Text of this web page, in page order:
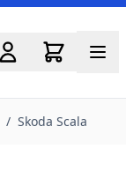
/ Skoda Scala